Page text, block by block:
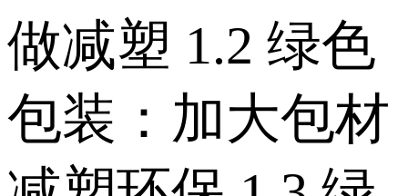
做减塑 1.2 绿色
包装：加大包材